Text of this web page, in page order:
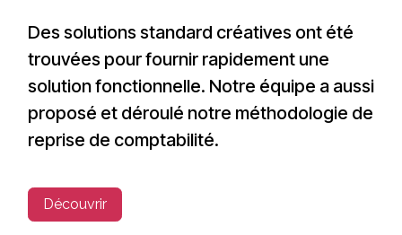
Des solutions standard créatives ont été
trouvées pour fournir rapidement une
solution fonctionnelle. Notre équipe a aussi
proposé et déroulé notre méthodologie de
reprise de comptabilité.
Découvrir